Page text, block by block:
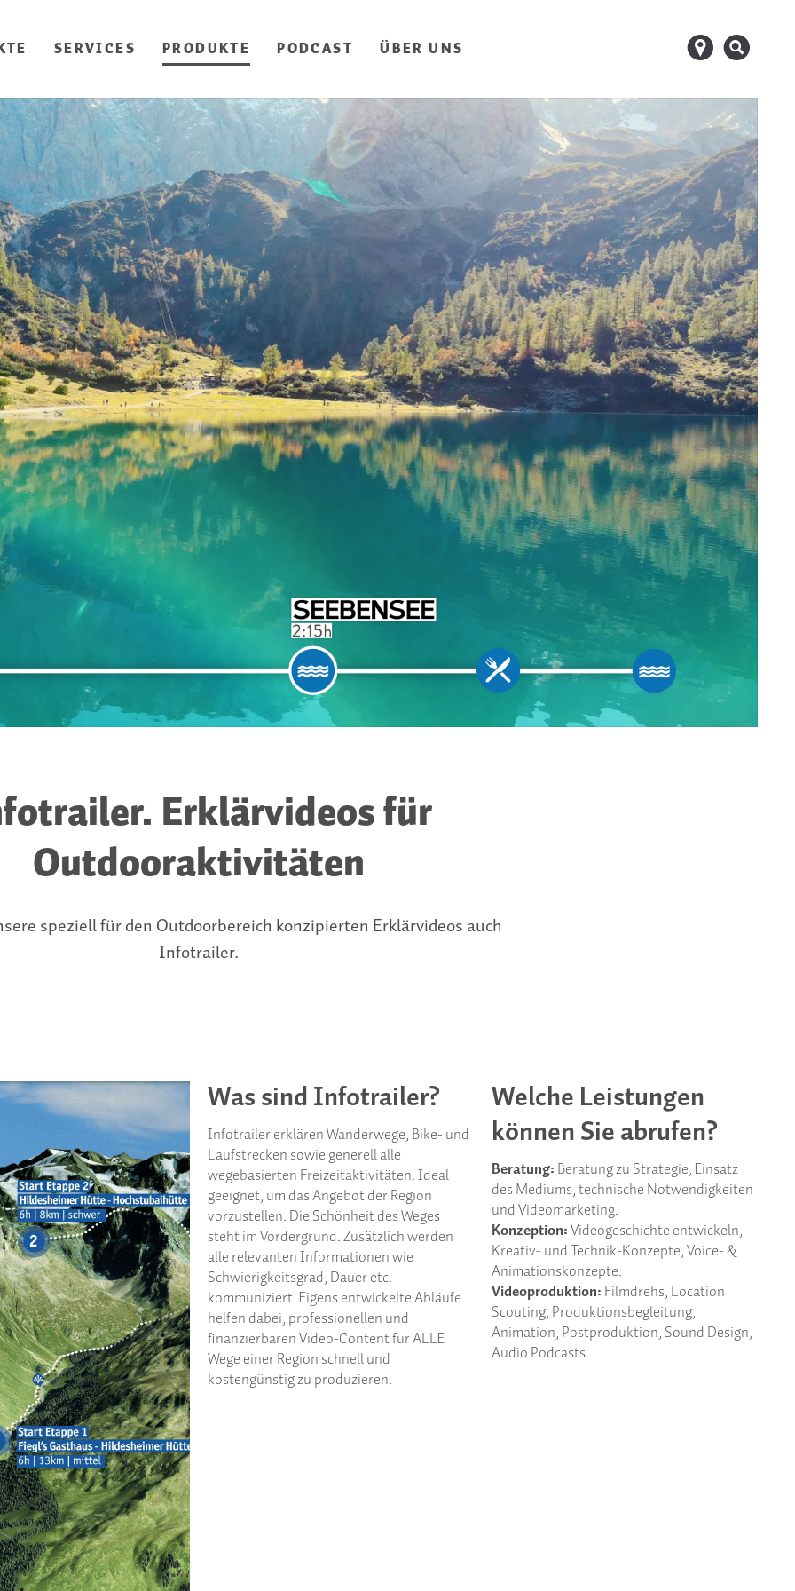
SERVICES PRODUKTE PODCAST ÜBER UNS d s
Erklärvideos für
Outdooraktivitäten
speziell für den Outdoorbereich konzipierten Erklärvideos auch
Infotrailer.
Was sind Infotrailer?
Infotrailer erklären Wanderwege, Bike- und
Laufstrecken sowie generell alle
wegebasierten Freizeitaktivitäten. Ideal
geeignet, um das Angebot der Region
vorzustellen. Die Schönheit des Weges
steht im Vordergrund. Zusätzlich werden
alle relevanten Informationen wie
Schwierigkeitsgrad, Dauer etc.
kommuniziert. Eigens entwickelte Abläufe
helfen dabei, professionellen und
finanzierbaren Video-Content für ALLE
Wege einer Region schnell und
kostengünstig zu produzieren.
Welche Leistungen
können Sie abrufen?
Beratung:Beratung zu Strategie, Einsatz
des Mediums, technische Notwendigkeiten
und Videomarketing.
Konzeption:Videogeschichte entwickeln,
Kreativ- und Technik-Konzepte, Voice- &
Animationskonzepte.
Videoproduktion:Filmdrehs, Location
Scouting, Produktionsbegleitung,
Animation, Postproduktion, Sound Design,
Audio Podcasts.